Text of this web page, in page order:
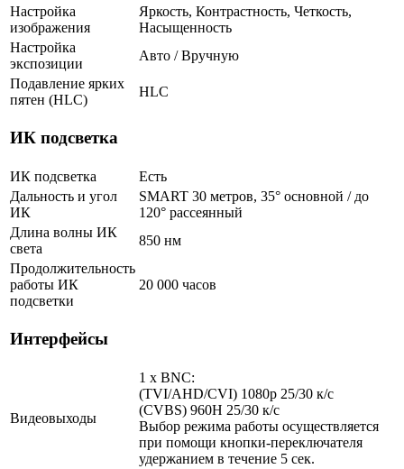
Настройка
изображения
Яркость, Контрастность, Четкость,
Насыщенность
Настройка
экспозиции
Авто / Вручную
Подавление ярких
пятен (HLC)
HLC
ИК подсветка
ИК подсветка
Есть
Дальность и угол
ИК
SMART 30 метров, 35° основной / до
120° рассеянный
Длина волны ИК
света
850 нм
Продолжительность
работы ИК
подсветки
20 000 часов
Интерфейсы
Видеовыходы
1 x BNC:
(TVI/AHD/CVI) 1080p 25/30 к/с
(CVBS) 960H 25/30 к/с
Выбор режима работы осуществляется
при помощи кнопки-переключателя
удержанием в течение 5 сек.